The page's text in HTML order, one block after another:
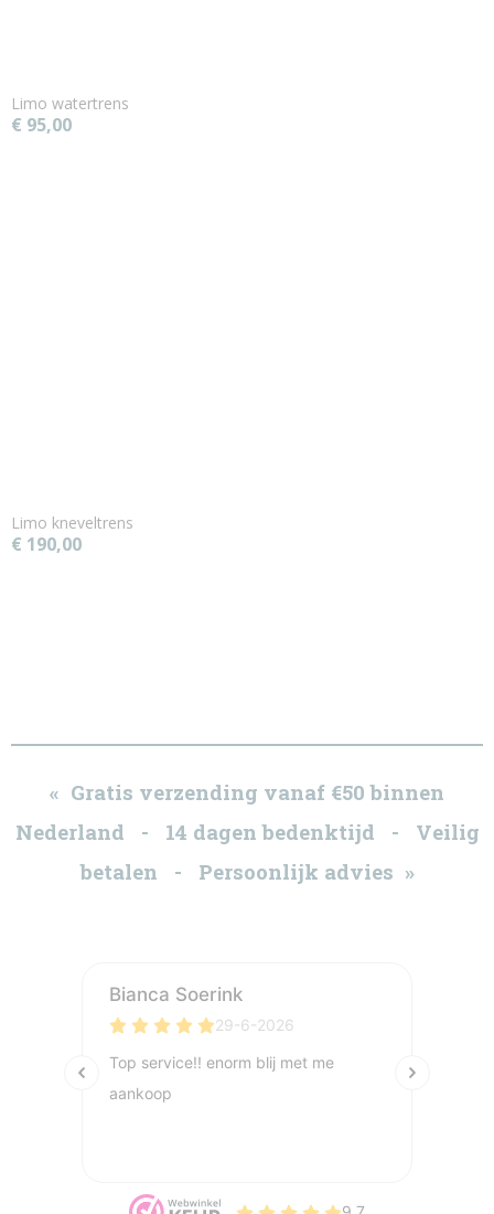
Limo watertrens
€ 95,00
Limo kneveltrens
€ 190,00
« Gratis verzending vanaf €50 binnen
Nederland - 14 dagen bedenktijd - Veilig
betalen - Persoonlijk advies »